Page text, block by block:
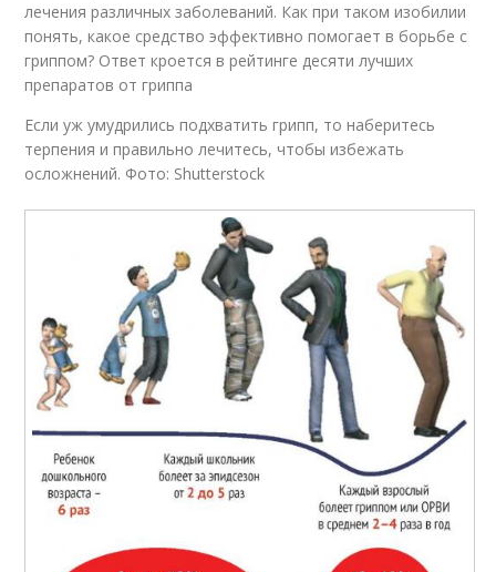
лечения различных заболеваний. Как при таком изобилии
понять, какое средство эффективно помогает в борьбе с
гриппом? Ответ кроется в рейтинге десяти лучших
препаратов от гриппа
Если уж умудрились подхватить грипп, то наберитесь
терпения и правильно лечитесь, чтобы избежать
осложнений. Фото: Shutterstock